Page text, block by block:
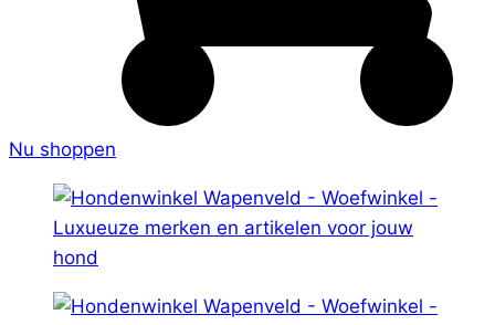
Nu shoppen